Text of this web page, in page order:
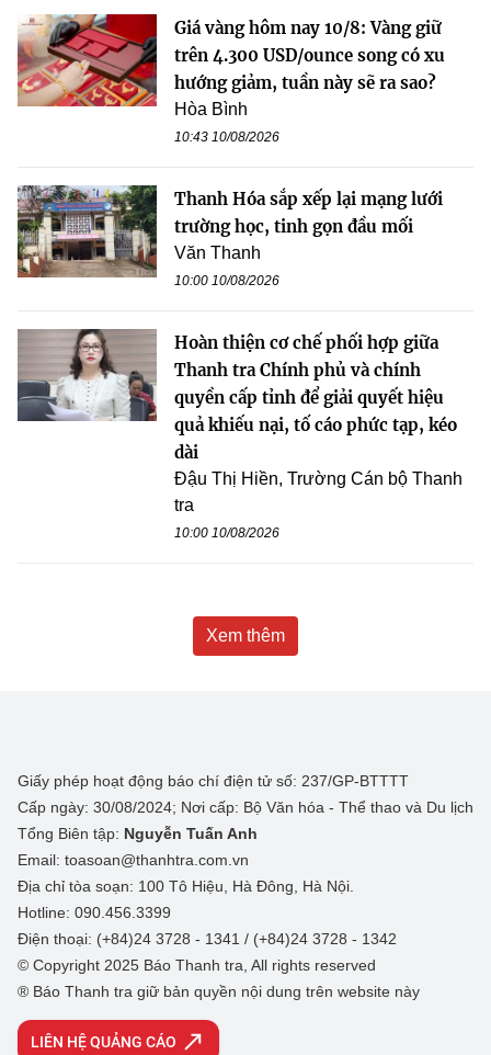
Giá vàng hôm nay 10/8: Vàng giữ
trên 4.300 USD/ounce song có xu
hướng giảm, tuần này sẽ ra sao?
Hòa Bình
10:43 10/08/2026
Thanh Hóa sắp xếp lại mạng lưới
trường học, tinh gọn đầu mối
Văn Thanh
10:00 10/08/2026
Hoàn thiện cơ chế phối hợp giữa
Thanh tra Chính phủ và chính
quyền cấp tỉnh để giải quyết hiệu
quả khiếu nại, tố cáo phức tạp, kéo
dài
Đậu Thị Hiền, Trường Cán bộ Thanh
tra
10:00 10/08/2026
Xem thêm
Giấy phép hoạt động báo chí điện tử số: 237/GP-BTTTT
Cấp ngày: 30/08/2024; Nơi cấp: Bộ Văn hóa - Thể thao và Du lịch
Tổng Biên tập: Nguyễn Tuấn Anh
Email: toasoan@thanhtra.com.vn
Địa chỉ tòa soạn: 100 Tô Hiệu, Hà Đông, Hà Nội.
Hotline: 090.456.3399
Điện thoại: (+84)24 3728 - 1341 / (+84)24 3728 - 1342
© Copyright 2025 Báo Thanh tra, All rights reserved
® Báo Thanh tra giữ bản quyền nội dung trên website này
LIÊN HỆ QUẢNG CÁO